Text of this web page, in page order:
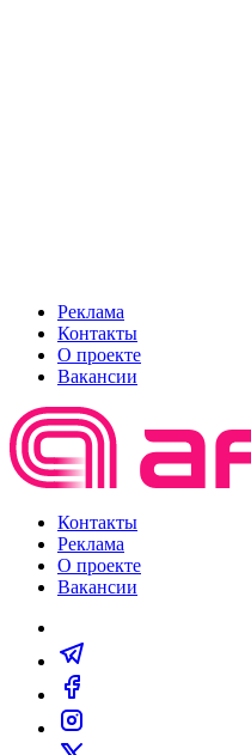
Реклама
Контакты
О проекте
Вакансии
Контакты
Реклама
О проекте
Вакансии